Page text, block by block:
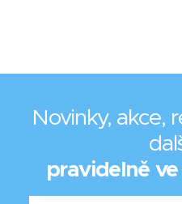
Novinky, akce,
pravidelně